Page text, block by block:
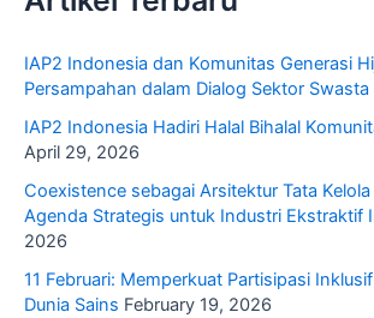
IAP2 Indonesia dan Komunitas Generasi
Persampahan dalam Dialog Sektor Swasta
IAP2 Indonesia Hadiri Halal Bihalal
April 29, 2026
Coexistence sebagai Arsitektur Tata Kelola
Agenda Strategis untuk Industri Ekstraktif
2026
11 Februari: Memperkuat Partisipasi
Dunia Sains February 19, 2026